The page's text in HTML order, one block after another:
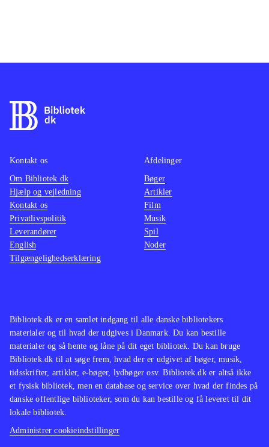
Bibliotek.dk er en samlet indgang til alle danske bibliotekers
materialer og til hvad der udgives i Danmark. Du kan bestille
materialer og så hente og låne på dit eget bibliotek. Du kan bruge
Bibliotek.dk til at søge frem, hvad der er udgivet af bøger, musik,
tidsskrifter, artikler, e-bøger, lydbøger osv. Bibliotek.dk er altså ikke
et fysisk bibliotek, men en database og service over hvad der findes på
danske offentlige biblioteker, som du kan bestille og få leveret til dit
lokale bibliotek.
Administrer cookieindstillinger
Kontakt os
Om Bibliotek.dk
Hjælp og vejledning
Kontakt os
Privatlivspolitik
Leverandører
English
Tilgængelighedserklæring
Afdelinger
Bøger
Artikler
Film
Musik
Spil
Noder